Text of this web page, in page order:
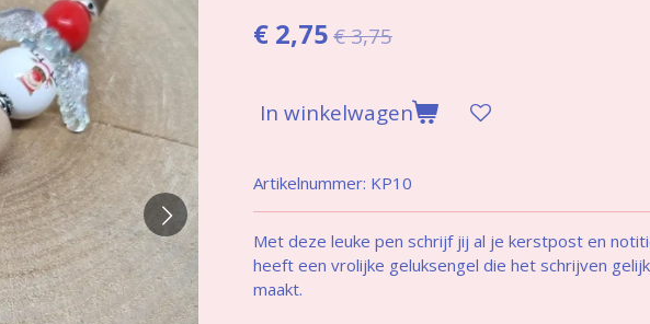
€ 2,75€ 3,75
In winkelwagen
Artikelnummer: KP10
Met deze leuke pen schrijf jij al je kerstpost en
heeft een vrolijke geluksengel die het schrijven
maakt.